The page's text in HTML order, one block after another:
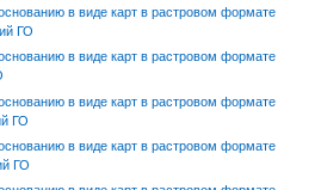
в виде карт в растровом формате
ГО
в виде карт в растровом формате
в виде карт в растровом формате
ГО
в виде карт в растровом формате
ГО